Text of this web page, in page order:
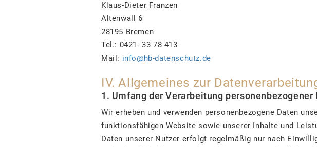
Klaus-Dieter Franzen
Altenwall 6
28195 Bremen
Tel.: 0421- 33 78 413
Mail: info@hb-datenschutz.de
IV. Allgemeines zur
1. Umfang der Verarbeitung personenbezogener
Wir erheben und verwenden personenbezogene Daten
funktionsfähigen Website sowie unserer Inhalte und
Daten unserer Nutzer erfolgt regelmäßig nur nach